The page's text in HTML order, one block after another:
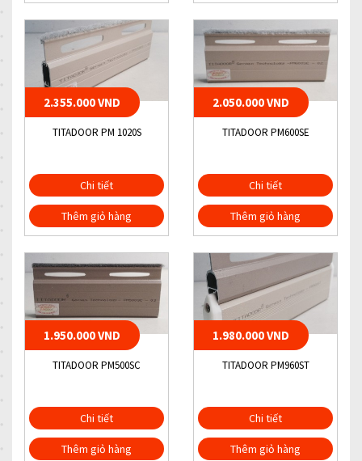
2.355.000 VND
TITADOOR PM 1020S
Chi tiết
Thêm giỏ hàng
2.050.000 VND
TITADOOR PM600SE
Chi tiết
Thêm giỏ hàng
1.950.000 VND
TITADOOR PM500SC
Chi tiết
Thêm giỏ hàng
1.980.000 VND
TITADOOR PM960ST
Chi tiết
Thêm giỏ hàng